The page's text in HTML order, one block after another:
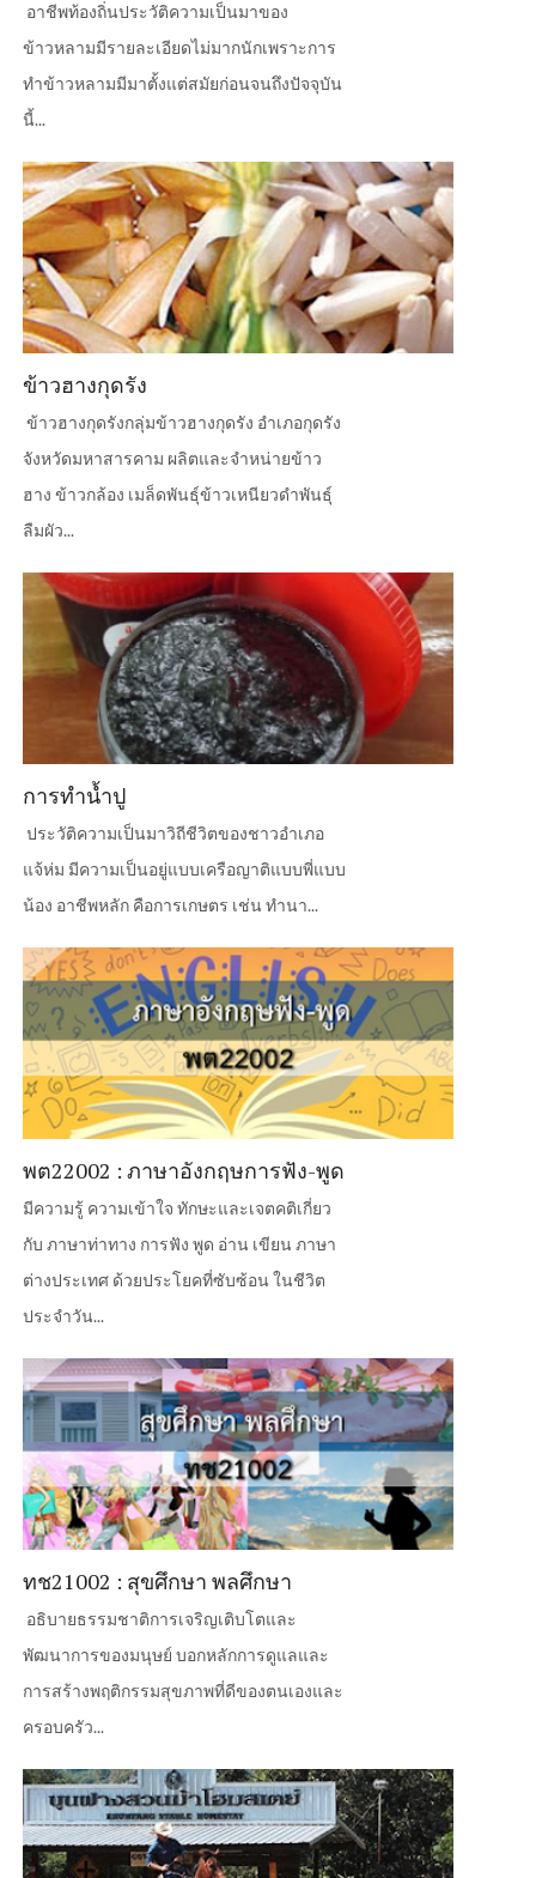
อาชีพท้องถิ่นประวัติความเป็นมาของ
ข้าวหลามมีรายละเอียดไม่มากนักเพราะการ
ทำข้าวหลามมีมาตั้งแต่สมัยก่อนจนถึงปัจจุบัน
นี้...
ข้าวฮางกุดรัง
ข้าวฮางกุดรังกลุ่มข้าวฮางกุดรัง อำเภอกุดรัง
จังหวัดมหาสารคาม ผลิตและจำหน่ายข้าว
ฮาง ข้าวกล้อง เมล็ดพันธุ์ข้าวเหนียวดำพันธุ์
ลืมผัว...
การทำน้ำปู
ประวัติความเป็นมาวิถีชีวิตของชาวอำเภอ
แจ้ห่ม มีความเป็นอยู่แบบเครือญาติแบบพี่แบบ
น้อง อาชีพหลัก คือการเกษตร เช่น ทำนา...
พต22002 : ภาษาอังกฤษการฟัง-พูด
มีความรู้ ความเข้าใจ ทักษะและเจตคติเกี่ยว
กับ ภาษาท่าทาง การฟัง พูด อ่าน เขียน ภาษา
ต่างประเทศ ด้วยประโยคที่ซับซ้อน ในชีวิต
ประจําวัน...
ทช21002 : สุขศึกษา พลศึกษา
อธิบายธรรมชาติการเจริญเติบโตและ
พัฒนาการของมนุษย์ บอกหลักการดูแลและ
การสร้างพฤติกรรมสุขภาพที่ดีของตนเองและ
ครอบครัว...